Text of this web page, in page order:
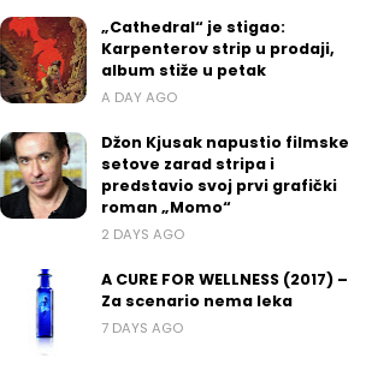
„Cathedral“ je stigao:
Karpenterov strip u prodaji,
album stiže u petak
A DAY AGO
Džon Kjusak napustio filmske
setove zarad stripa i
predstavio svoj prvi grafički
roman „Momo“
2 DAYS AGO
A CURE FOR WELLNESS (2017) –
Za scenario nema leka
7 DAYS AGO